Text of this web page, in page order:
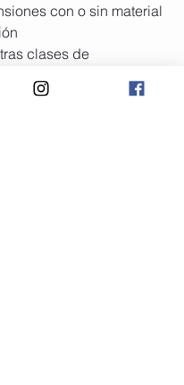
con o sin material
clases de
de vida.